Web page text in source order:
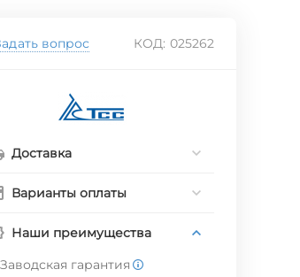
вопрос КОД: 025262
Доставка
Варианты оплаты
Наши преимущества
Заводская гарантия